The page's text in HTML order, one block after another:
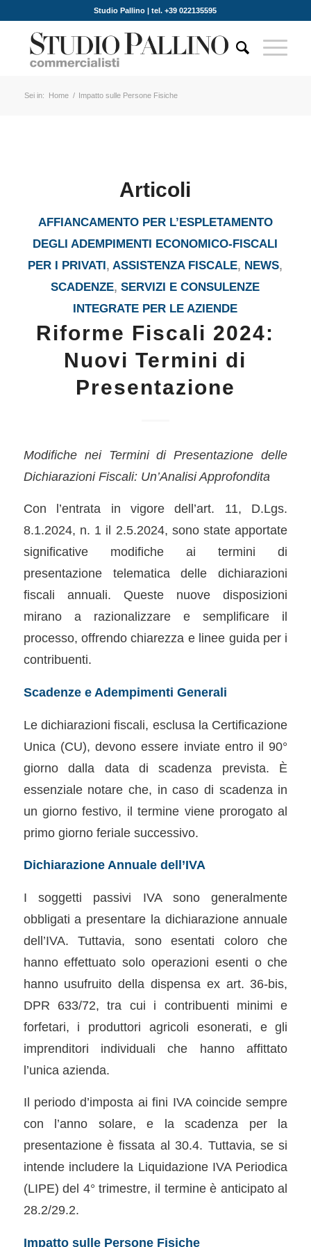
Studio Pallino | tel. +39 022135595
Sei in: Home / Impatto sulle Persone Fisiche
Articoli
AFFIANCAMENTO PER L’ESPLETAMENTO
DEGLI ADEMPIMENTI ECONOMICO-FISCALI
PER I PRIVATI,ASSISTENZA FISCALE, NEWS,
SCADENZE,SERVIZI E CONSULENZE
INTEGRATE PER LE AZIENDE
Riforme Fiscali 2024:
Nuovi Termini di
Presentazione
Modifiche nei Termini di Presentazione delle
Dichiarazioni Fiscali: Un’Analisi Approfondita
Con l’entrata in vigore dell’art. 11, D.Lgs.
8.1.2024, n. 1 il 2.5.2024, sono state apportate
significative modifiche ai termini di
presentazione telematica delle dichiarazioni
fiscali annuali. Queste nuove disposizioni
mirano a razionalizzare e semplificare il
processo, offrendo chiarezza e linee guida per i
contribuenti.
Scadenze e Adempimenti Generali
Le dichiarazioni fiscali, esclusa la Certificazione
Unica (CU), devono essere inviate entro il 90°
giorno dalla data di scadenza prevista. È
essenziale notare che, in caso di scadenza in
un giorno festivo, il termine viene prorogato al
primo giorno feriale successivo.
Dichiarazione Annuale dell’IVA
I soggetti passivi IVA sono generalmente
obbligati a presentare la dichiarazione annuale
dell’IVA. Tuttavia, sono esentati coloro che
hanno effettuato solo operazioni esenti o che
hanno usufruito della dispensa ex art. 36-bis,
DPR 633/72, tra cui i contribuenti minimi e
forfetari, i produttori agricoli esonerati, e gli
imprenditori individuali che hanno affittato
l’unica azienda.
Il periodo d’imposta ai fini IVA coincide sempre
con l’anno solare, e la scadenza per la
presentazione è fissata al 30.4. Tuttavia, se si
intende includere la Liquidazione IVA Periodica
(LIPE) del 4° trimestre, il termine è anticipato al
28.2/29.2.
Impatto sulle Persone Fisiche